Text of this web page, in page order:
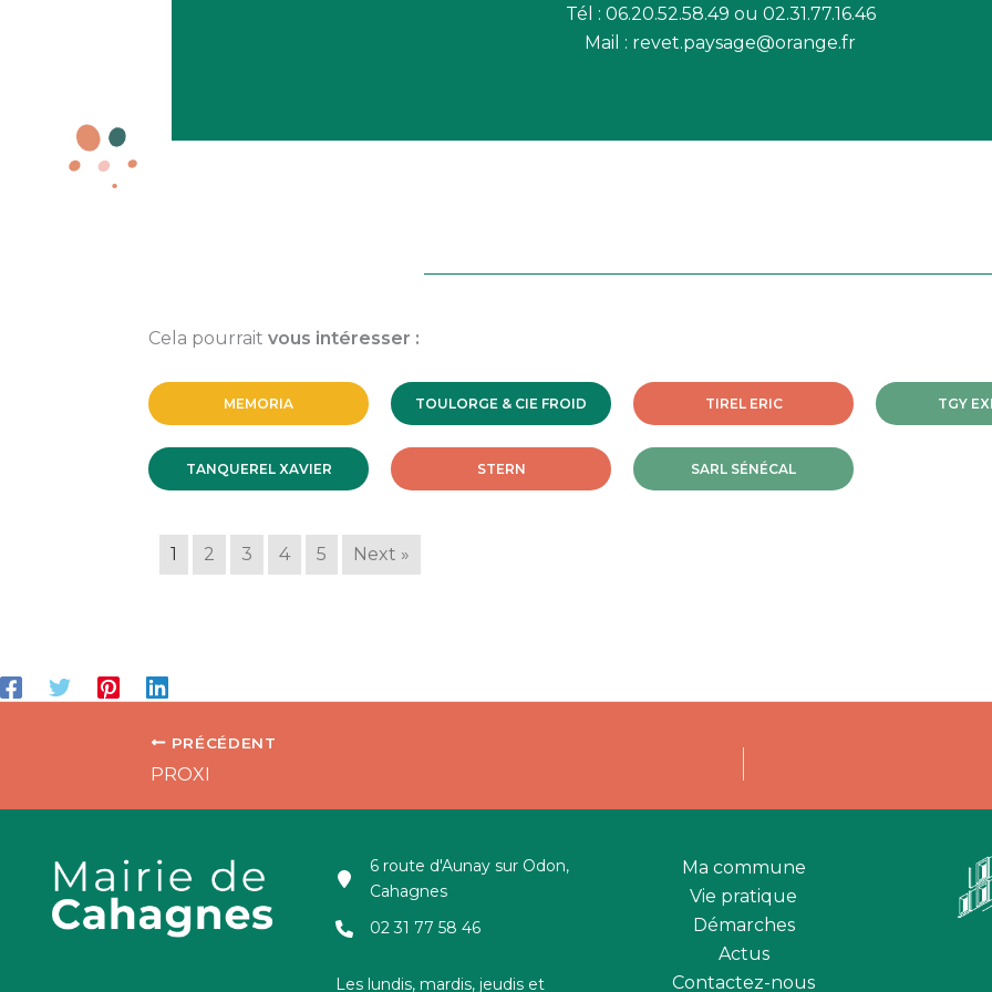
Tél : 06.20.52.58.49 ou 02.31.77.16.46
Mail : revet.paysage@orange.fr
Cela pourraitvous intéresser :
MEMORIA TOULORGE & CIE FROID TIREL ERIC TGY
TANQUEREL XAVIER STERN SARL SÉNÉCAL
1 2 3 4 5 Next »
PRÉCÉDENT
PROXI
6 route d'Aunay sur Odon,
Cahagnes
02 31 77 58 46
Les lundis, mardis, jeudis et
Ma commune
Vie pratique
Démarches
Actus
Contactez-nous